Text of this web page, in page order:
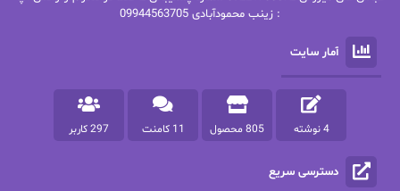
پرستو اسحقی
پرستو مهاجر
پرهام رسولی
پروانه قدیمی پروانه محمدی
پریسا شکور(طوفان خاموش)
: زینب محمودآبادی 09944563705
آمار سایت
4 نوشته 805 محصول 11 کامنت 297 کاربر
دسترسی سریع